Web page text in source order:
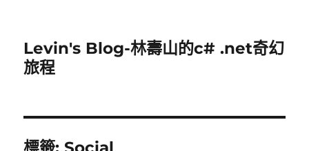
Levin's Blog-林壽山的c# .net奇幻
旅程